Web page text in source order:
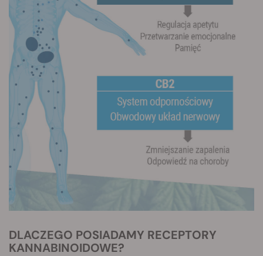
DLACZEGO POSIADAMY RECEPTORY
KANNABINOIDOWE?